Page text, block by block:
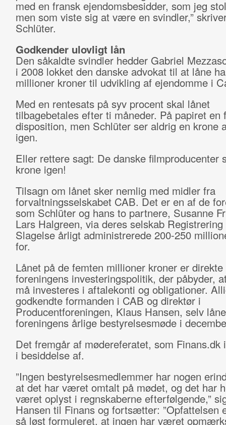
med en fransk ejendomsbesidder, som jeg
men som viste sig at være en svindler,”
Schlüter.
Godkender ulovligt lån
Den såkaldte svindler hedder Gabriel
i 2008 lokket den danske advokat til at låne
millioner kroner til udvikling af ejendomme i
Med en rentesats på syv procent skal lånet
tilbagebetales efter ti måneder. På papiret en
disposition, men Schlüter ser aldrig en krone
igen.
Eller rettere sagt: De danske filmproducenter
krone igen!
Tilsagn om lånet sker nemlig med midler fra
forvaltningsselskabet CAB. Det er en af de
som Schlüter og hans to partnere, Susanne
Lars Halgreen, via deres selskab
Slagelse årligt administrerede 200-250
for.
Lånet på de femten millioner kroner er direkte
foreningens investeringspolitik, der påbyder,
må investeres i aftalekonti og obligationer.
godkendte formanden i CAB og direktør i
Producentforeningen, Klaus Hansen, selv
foreningens årlige bestyrelsesmøde i
Det fremgår af mødereferatet, som Finans.dk
i besiddelse af.
”Ingen bestyrelsesmedlemmer har nogen
at det har været omtalt på mødet, og det har
været oplyst i regnskaberne efterfølgende,”
Hansen til Finans og fortsætter: ”Opfattelsen
så løst formuleret, at ingen har været